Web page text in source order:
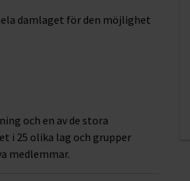
damlaget för den möjlighet
och en av de stora
i 25 olika lag och grupper
medlemmar.